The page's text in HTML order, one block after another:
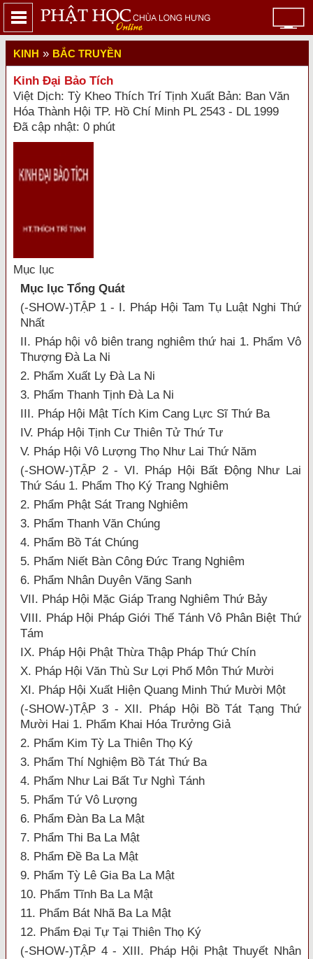
KINH » BẮC TRUYỀN
Kinh Đại Bảo Tích
Việt Dịch: Tỳ Kheo Thích Trí Tịnh Xuất Bản: Ban Văn
Hóa Thành Hội TP. Hồ Chí Minh PL 2543 - DL 1999
Đã cập nhật: 0 phút
Mục lục
Mục lục Tổng Quát
(-SHOW-)TẬP 1 - I. Pháp Hội Tam Tụ Luật Nghi Thứ
Nhất
II. Pháp hội vô biên trang nghiêm thứ hai 1. Phẩm Vô
Thượng Đà La Ni
2. Phẩm Xuất Ly Đà La Ni
3. Phẩm Thanh Tịnh Đà La Ni
III. Pháp Hội Mật Tích Kim Cang Lực Sĩ Thứ Ba
IV. Pháp Hội Tịnh Cư Thiên Tử Thứ Tư
V. Pháp Hội Vô Lượng Thọ Như Lai Thứ Năm
(-SHOW-)TẬP 2 - VI. Pháp Hội Bất Động Như Lai
Thứ Sáu 1. Phẩm Thọ Ký Trang Nghiêm
2. Phẩm Phật Sát Trang Nghiêm
3. Phẩm Thanh Văn Chúng
4. Phẩm Bồ Tát Chúng
5. Phẩm Niết Bàn Công Đức Trang Nghiêm
6. Phẩm Nhân Duyên Vãng Sanh
VII. Pháp Hội Mặc Giáp Trang Nghiêm Thứ Bảy
VIII. Pháp Hội Pháp Giới Thế Tánh Vô Phân Biệt Thứ
Tám
IX. Pháp Hội Phật Thừa Thập Pháp Thứ Chín
X. Pháp Hội Văn Thù Sư Lợi Phố Môn Thứ Mười
XI. Pháp Hội Xuất Hiện Quang Minh Thứ Mười Một
(-SHOW-)TẬP 3 - XII. Pháp Hội Bồ Tát Tạng Thứ
Mười Hai 1. Phẩm Khai Hóa Trưởng Giả
2. Phẩm Kim Tỳ La Thiên Thọ Ký
3. Phẩm Thí Nghiệm Bồ Tát Thứ Ba
4. Phẩm Như Lai Bất Tư Nghì Tánh
5. Phẩm Tứ Vô Lượng
6. Phẩm Đàn Ba La Mật
7. Phẩm Thi Ba La Mật
8. Phẩm Đề Ba La Mật
9. Phẩm Tỳ Lê Gia Ba La Mật
10. Phẩm Tĩnh Ba La Mật
11. Phẩm Bát Nhã Ba La Mật
12. Phẩm Đại Tự Tại Thiên Thọ Ký
(-SHOW-)TẬP 4 - XIII. Pháp Hội Phật Thuyết Nhân